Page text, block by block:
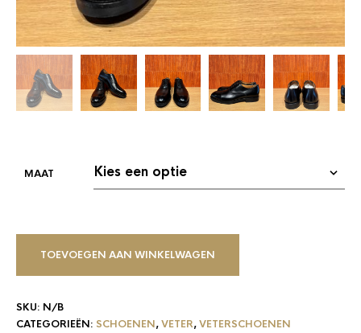
TOEVOEGEN AAN WINKELWAGEN
SKU: N/B
CATEGORIEËN: SCHOENEN,VETER,VETERSCHOENEN